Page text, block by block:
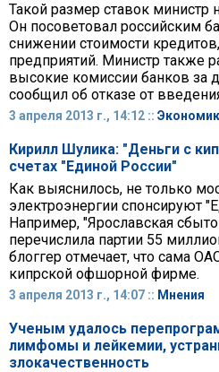
Такой размер ставок министр
Он посоветовал российским
снижении стоимости
предприятий. Министр также
высокие комиссии банков
сообщил об отказе от
3 апреля 2013 г., 14:12 ::
Кирилл Шулика: "Деньги с
счетах "Единой России"
Как выяснилось, не только
электроэнергии спонсируют
Например, "Ярославская
перечислила партии 55
блоггер отмечает, что сама
кипрской офшорной фирме.
3 апреля 2013 г., 14:07 :: Мнения
Ученым удалось
лимфомы и лейкемии,
злокачественность